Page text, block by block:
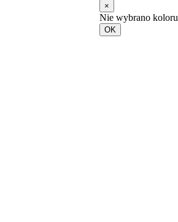
×
Nie wybrano koloru
OK